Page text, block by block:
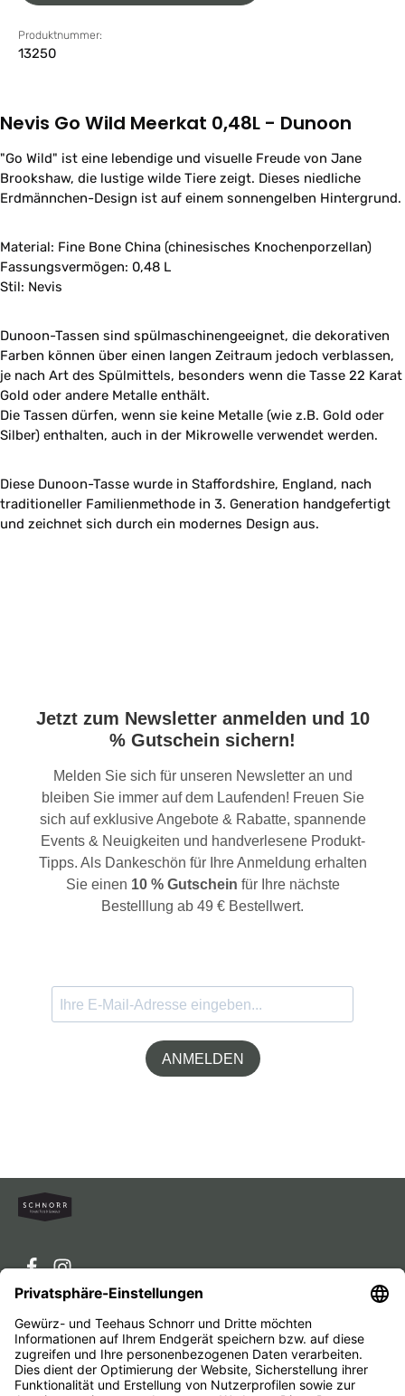
Produktnummer:
13250
Nevis Go Wild Meerkat 0,48L - Dunoon
"Go Wild" ist eine lebendige und visuelle Freude von Jane
Brookshaw, die lustige wilde Tiere zeigt. Dieses niedliche
Erdmännchen-Design ist auf einem sonnengelben Hintergrund.
Material: Fine Bone China (chinesisches Knochenporzellan)
Fassungsvermögen: 0,48 L
Stil: Nevis
Dunoon-Tassen sind spülmaschinengeeignet, die dekorativen
Farben können über einen langen Zeitraum jedoch verblassen,
je nach Art des Spülmittels, besonders wenn die Tasse 22 Karat
Gold oder andere Metalle enthält.
Die Tassen dürfen, wenn sie keine Metalle (wie z.B. Gold oder
Silber) enthalten, auch in der Mikrowelle verwendet werden.
Diese Dunoon-Tasse wurde in Staffordshire, England, nach
traditioneller Familienmethode in 3. Generation handgefertigt
und zeichnet sich durch ein modernes Design aus.
Jetzt zum Newsletter anmelden und 10
% Gutschein sichern!
Melden Sie sich für unseren Newsletter an und
bleiben Sie immer auf dem Laufenden! Freuen Sie
sich auf exklusive Angebote & Rabatte, spannende
Events & Neuigkeiten und handverlesene Produkt-
Tipps. Als Dankeschön für Ihre Anmeldung erhalten
Sie einen 10 % Gutschein für Ihre nächste
Bestelllung ab 49 € Bestellwert.
ANMELDEN
Service-Hotline
Service